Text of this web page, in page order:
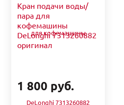
Кран подачи воды/
пара для
кофемашины
DeLonghi 7313260882
оригинал
1 800 руб.